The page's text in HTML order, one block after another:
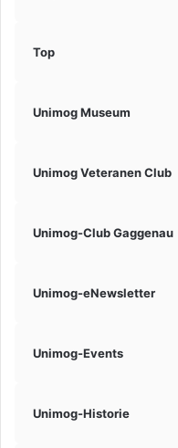
Top
Unimog Museum
Unimog Veteranen Club
Unimog-Club Gaggenau
Unimog-eNewsletter
Unimog-Events
Unimog-Historie